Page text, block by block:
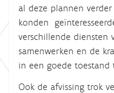
al deze plannen
konden
verschillende diensten
samenwerken en de
in een goede toestand
Ook de afvissing trok